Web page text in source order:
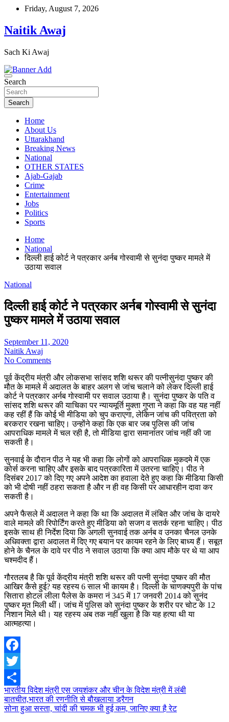
Skip
content
Friday, August 7, 2026
Naitik Awaj
Sach Ki Awaj
Search
Search
Home
About Us
Uttarakhand
Breaking News
National
OTHER STATES
Ajab-Gajab
Crime
Entertainment
Jobs
Politics
Sports
Home
National
दिल्ली हाई कोर्ट ने पत्रकार अर्नब गोस्वामी से सुनंदा पुष्कर मामले में
उठाया सवाल
National
दिल्ली हाई कोर्ट ने पत्रकार अर्नब गोस्वामी से सुनंदा
पुष्कर मामले में उठाया सवाल
September 11, 2020
Naitik Awaj
No Comments
पूर्व केंद्रीय मंत्री और लोकसभा सांसद शशि थरूर की पत्नीसुनंदा पुष्कर की
मौत के मामले में अदालत के बाहर अलग से जांच चलाने को लेकर दिल्ली हाई
कोर्ट ने पत्रकार अर्नब गोस्वामी पर सवाल उठाया है। सुनंदा पुष्कर के पति व
सांसद शशि थरूर की याचिका पर न्यायमूर्ति मुक्ता गुप्ता ने कहा कि वह यह नहीं
कह रहीं हैं कि कोई भी मीडिया को चुप कराएगा, लेकिन जांच की पवित्रता को
बरकरार रखना चाहिए। उन्होंने कहा कि एक बार जब पुलिस की जांच
आपराधिक मामले में चल रही है, तो मीडिया द्वारा समानांतर जांच नहीं की जा
सकती है।
सुनवाई के दौरान पीठ ने यह भी कहा कि लोगों को आपराधिक मुकदमे में एक
कोर्स करना चाहिए और इसके बाद पत्रकारिता में उतरना चाहिए। पीठ ने
दिसंबर 2017 को दिए गए अपने आदेश का हवाला देते हुए कहा कि मीडिया किसी
को भी दोषी नहीं ठहरा सकता है और न ही वह किसी पर आधारहीन दावा कर
सकती है।
अपने फैसले में अदालत ने कहा कि था कि अदालत में लंबित और जांच के दायरे
वाले मामले की रिपोर्टिंग करते हुए मीडिया को सजग व सतर्क रहना चाहिए। पीठ
इसके साथ ही निर्देश दिया कि अगली सुनवाई तक अर्नब व उनका चैनल उनके
अधिवक्ता द्वारा अदालत में दिए गए बयान पर कायम रहने के लिए बाध्य हैं। सबूत
होने के चैनल के दावे पर पीठ ने सवाल उठाया कि क्या आप मौके पर थे या आप
चश्मदीद हैं।
गौरतलब है कि पूर्व केंद्रीय मंत्री शशि थरूर की पत्नी सुनंदा पुष्कर की मौत
आखिर कैसे हुई? यह रहस्य 6 साल भी कायम है। दिल्ली के चाणक्यपुरी के पांच
सितारा होटल लीला पैलेस के कमरा नं 345 में 17 जनवरी 2014 को सुनंद
पुष्कर मृत मिली थीं। जांच में पुलिस को सुनंदा पुष्कर के शरीर पर चोट के 12
निशान मिले थी। यह रहस्य अब तक नहीं खुला है कि यह हत्या थी या
आत्महत्या।
Facebook
Twitter
Share
Post
navigation
भारतीय विदेश मंत्री एस जयशंकर और चीन के विदेश मंत्री में लंबी
बातचीत,भारत की रणनीति से बौखलाया ड्रैगन
सोना हुआ सस्ता, चांदी की चमक भी हुई कम, जानिए क्या है रेट